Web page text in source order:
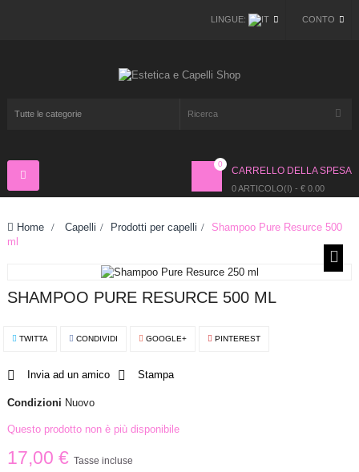
CONTO
LINGUE:
CARRELLO DELLA SPESA
0 ARTICOLO(I) - € 0.00
0
Navigazione
Toggle
Home > Capelli > Prodotti per capelli >
Shampoo Pure Resurce 500
ml
SHAMPOO PURE RESURCE 500 ML
TWITTA CONDIVIDI GOOGLE+ PINTEREST
Invia ad un amico Stampa
Condizioni Nuovo
Questo prodotto non è più disponibile
17,00 € Tasse incluse